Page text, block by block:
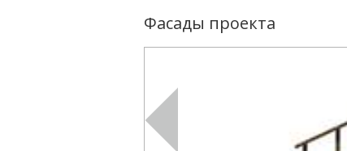
Фасады проекта